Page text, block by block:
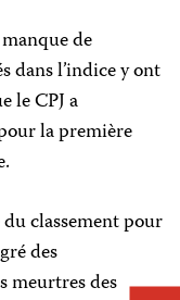
de
dans l’indice y ont
le CPJ a
la première
classement pour
des
meurtres des